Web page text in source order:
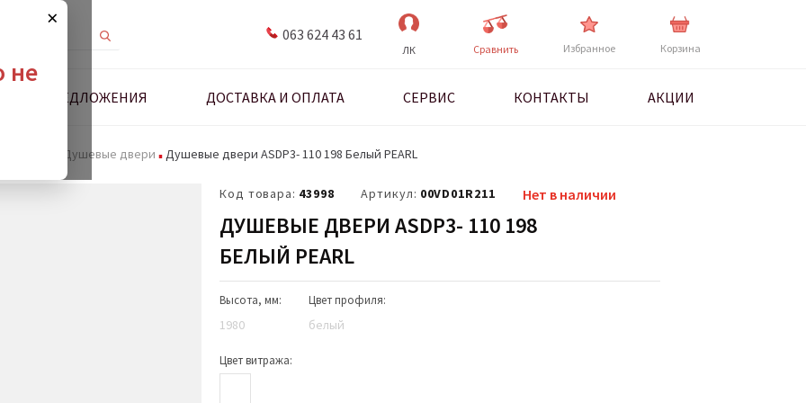
×
не
063 624 43 61
ЛК Cравнить Избранное Корзина
ПРЕДЛОЖЕНИЯ ДОСТАВКА И ОПЛАТА СЕРВИС КОНТАКТЫ АКЦИИ
Душевые двери Душевые двери ASDP3- 110 198 Белый PEARL
Код товара: 43998 Артикул: 00VD01R211 Нет в наличии
ДУШЕВЫЕ ДВЕРИ ASDP3- 110 198
БЕЛЫЙ PEARL
Высота, мм:
1980
Цвет профиля:
белый
Цвет витража: